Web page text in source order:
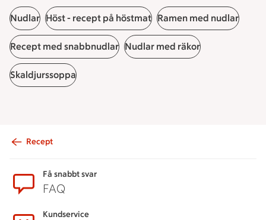
Nudlar Höst - recept på höstmat Ramen med nudlar
Recept med snabbnudlar Nudlar med räkor
Skaldjurssoppa
Recept
Få snabbt svar
FAQ
Kundservice